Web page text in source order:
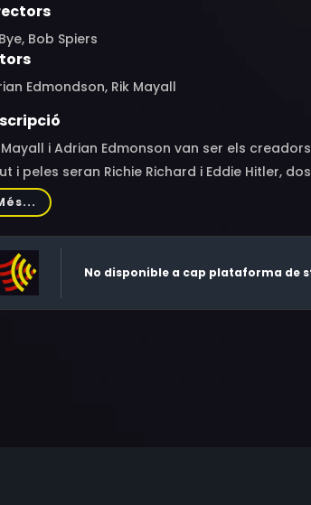
Bob Spiers
Edmondson, Rik Mayall
Mayall i Adrian Edmonson van ser els
i peles seran Richie Richard i Eddie Hitler,
fracassaran una i altra vegada.
No disponible a cap plataforma de